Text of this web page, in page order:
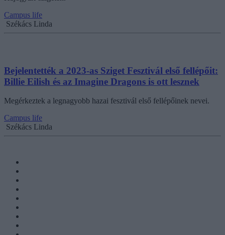
Campus life
Székács Linda
Bejelentették a 2023-as Sziget Fesztivál első fellépőit:
Billie Eilish és az Imagine Dragons is ott lesznek
Megérkeztek a legnagyobb hazai fesztivál első fellépőinek nevei.
Campus life
Székács Linda